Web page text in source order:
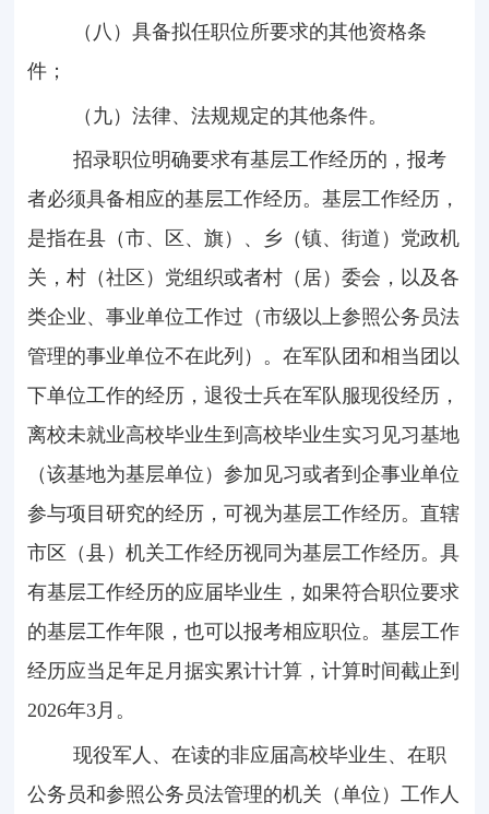
（八）具备拟任职位所要求的其他资格条
件；
（九）法律、法规规定的其他条件。
招录职位明确要求有基层工作经历的，报考
者必须具备相应的基层工作经历。基层工作经历，
是指在县（市、区、旗）、乡（镇、街道）党政机
关，村（社区）党组织或者村（居）委会，以及各
类企业、事业单位工作过（市级以上参照公务员法
管理的事业单位不在此列）。在军队团和相当团以
下单位工作的经历，退役士兵在军队服现役经历，
离校未就业高校毕业生到高校毕业生实习见习基地
（该基地为基层单位）参加见习或者到企事业单位
参与项目研究的经历，可视为基层工作经历。直辖
市区（县）机关工作经历视同为基层工作经历。具
有基层工作经历的应届毕业生，如果符合职位要求
的基层工作年限，也可以报考相应职位。基层工作
经历应当足年足月据实累计计算，计算时间截止到
2026年3月。
现役军人、在读的非应届高校毕业生、在职
公务员和参照公务员法管理的机关（单位）工作人